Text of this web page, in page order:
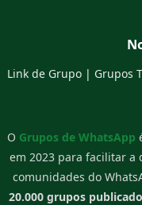
Link de Grupo | Grupos
O Grupos de WhatsApp
em 2023 para facilitar a
comunidades do
20.000 grupos